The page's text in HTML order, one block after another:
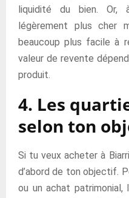
liquidité du bien. Or,
légèrement plus cher
beaucoup plus facile à
valeur de revente
produit.
4. Les
selon ton
Si tu veux acheter à
d’abord de ton objectif.
ou un achat